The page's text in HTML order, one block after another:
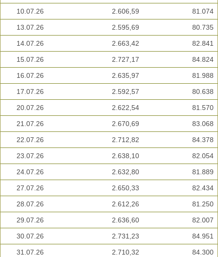
10.07.26 2.606,59 81.074
13.07.26 2.595,69 80.735
14.07.26 2.663,42 82.841
15.07.26 2.727,17 84.824
16.07.26 2.635,97 81.988
17.07.26 2.592,57 80.638
20.07.26 2.622,54 81.570
21.07.26 2.670,69 83.068
22.07.26 2.712,82 84.378
23.07.26 2.638,10 82.054
24.07.26 2.632,80 81.889
27.07.26 2.650,33 82.434
28.07.26 2.612,26 81.250
29.07.26 2.636,60 82.007
30.07.26 2.731,23 84.951
31.07.26 2.710,32 84.300